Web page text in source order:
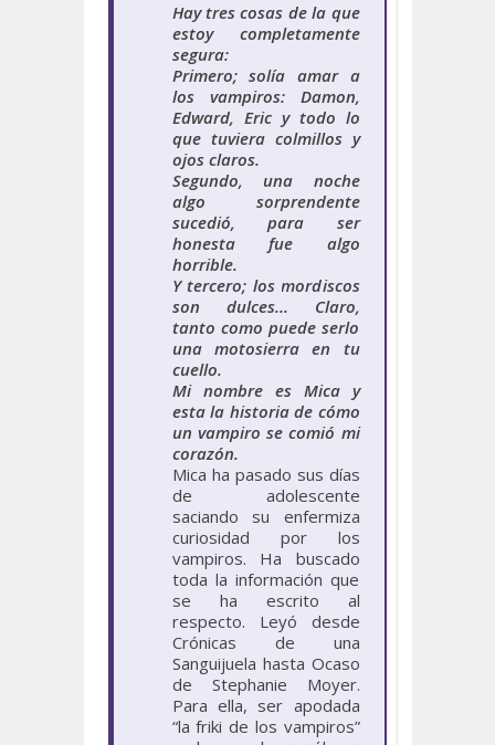
Hay tres cosas de la que
estoy completamente
segura:
Primero; solía amar a
los vampiros: Damon,
Edward, Eric y todo lo
que tuviera colmillos y
ojos claros.
Segundo, una noche
algo sorprendente
sucedió, para ser
honesta fue algo
horrible.
Y tercero; los mordiscos
son dulces... Claro,
tanto como puede serlo
una motosierra en tu
cuello.
Mi nombre es Mica y
esta la historia de cómo
un vampiro se comió mi
corazón.
Mica ha pasado sus días
de adolescente
saciando su enfermiza
curiosidad por los
vampiros. Ha buscado
toda la información que
se ha escrito al
respecto. Leyó desde
Crónicas de una
Sanguijuela hasta Ocaso
de Stephanie Moyer.
Para ella, ser apodada
“la friki de los vampiros”